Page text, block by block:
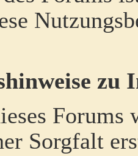
zu
Forums
Sorgfalt